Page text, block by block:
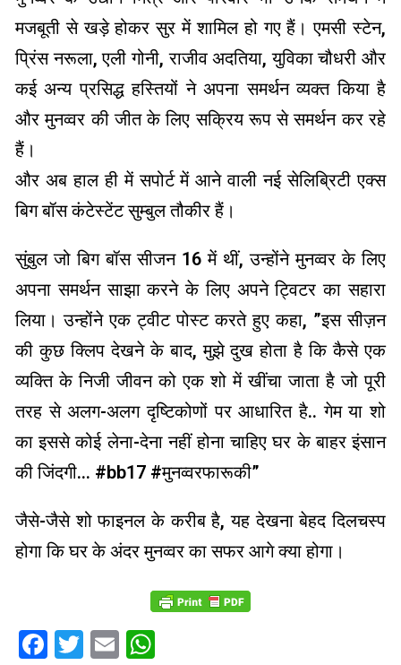
मजबूती से खड़े होकर सुर में शामिल हो गए हैं। एमसी स्टेन,
प्रिंस नरूला, एली गोनी, राजीव अदतिया, युविका चौधरी और
कई अन्य प्रसिद्ध हस्तियों ने अपना समर्थन व्यक्त किया है
और मुनव्वर की जीत के लिए सक्रिय रूप से समर्थन कर रहे
हैं।
और अब हाल ही में सपोर्ट में आने वाली नई सेलिब्रिटी एक्स
बिग बॉस कंटेस्टेंट सुम्बुल तौकीर हैं।
सुंबुल जो बिग बॉस सीजन 16 में थीं, उन्होंने मुनव्वर के लिए
अपना समर्थन साझा करने के लिए अपने ट्विटर का सहारा
लिया। उन्होंने एक ट्वीट पोस्ट करते हुए कहा, ”इस सीज़न
की कुछ क्लिप देखने के बाद, मुझे दुख होता है कि कैसे एक
व्यक्ति के निजी जीवन को एक शो में खींचा जाता है जो पूरी
तरह से अलग-अलग दृष्टिकोणों पर आधारित है.. गेम या शो
का इससे कोई लेना-देना नहीं होना चाहिए घर के बाहर इंसान
की जिंदगी… #bb17 #मुनव्वरफारूकी”
जैसे-जैसे शो फाइनल के करीब है, यह देखना बेहद दिलचस्प
होगा कि घर के अंदर मुनव्वर का सफर आगे क्या होगा।
Facebook
Twitter
Email